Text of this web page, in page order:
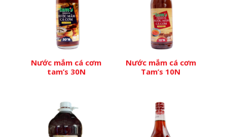
Nước mắm cá cơm
tam’s 30N
Nước mắm cá cơm
Tam’s 10N